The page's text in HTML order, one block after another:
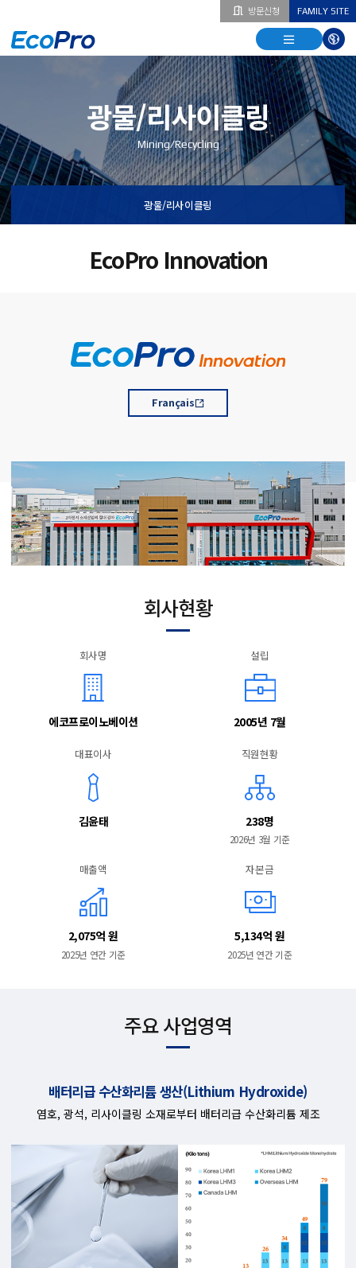
방문신청 FAMILY SITE
열기
열기
다국어
열기
광물/리사이클링
Mining/Recycling
광물/리사이클링
EcoPro Innovation
Français
회사현황
회사명
에코프로이노베이션
설립
2005년 7월
대표이사
김윤태
직원현황
238명
2026년 3월 기준
매출액
2,075억 원
2025년 연간 기준
자본금
5,134억 원
2025년 연간 기준
주요 사업영역
배터리급 수산화리튬 생산(Lithium Hydroxide)
염호, 광석, 리사이클링 소재로부터 배터리급 수산화리튬 제조